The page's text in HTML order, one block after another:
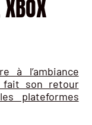
à l’ambiance
fait son retour
plateformes